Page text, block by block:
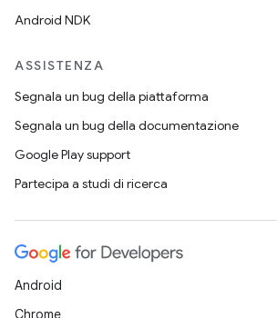
Android NDK
ASSISTENZA
Segnala un bug della piattaforma
Segnala un bug della documentazione
Google Play support
Partecipa a studi di ricerca
Android
Chrome